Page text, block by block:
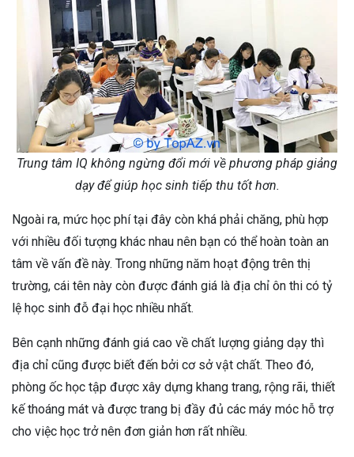
Trung tâm IQ không ngừng đổi mới về phương pháp giảng
dạy để giúp học sinh tiếp thu tốt hơn.
Ngoài ra, mức học phí tại đây còn khá phải chăng, phù hợp
với nhiều đối tượng khác nhau nên bạn có thể hoàn toàn an
tâm về vấn đề này. Trong những năm hoạt động trên thị
trường, cái tên này còn được đánh giá là địa chỉ ôn thi có tỷ
lệ học sinh đỗ đại học nhiều nhất.
Bên cạnh những đánh giá cao về chất lượng giảng dạy thì
địa chỉ cũng được biết đến bởi cơ sở vật chất. Theo đó,
phòng ốc học tập được xây dựng khang trang, rộng rãi, thiết
kế thoáng mát và được trang bị đầy đủ các máy móc hỗ trợ
cho việc học trở nên đơn giản hơn rất nhiều.